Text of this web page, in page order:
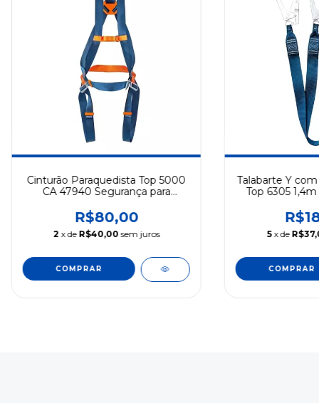
Cinturão Paraquedista Top 5000
CA 47940 Segurança para
R$80,00
2 x de R$40,00 sem juros
Talabarte Y
Top 6305
5 x de